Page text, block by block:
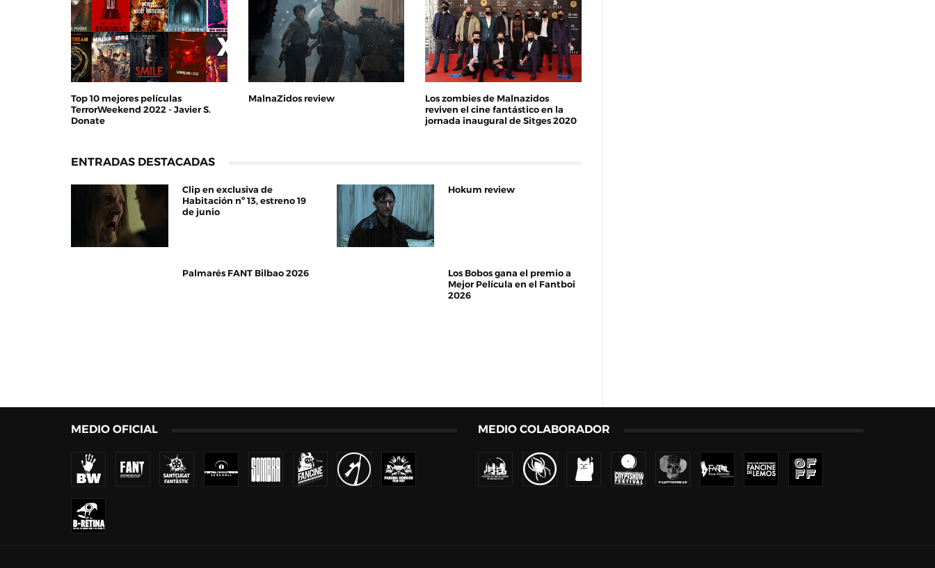
Top 10 mejores películas
TerrorWeekend 2022 - Javier S.
Donate
MalnaZidos review
Los zombies de Malnazidos
reviven el cine fantástico en la
jornada inaugural de Sitges 2020
ENTRADAS DESTACADAS
Clip en exclusiva de
Habitación nº 13, estreno 19
de junio
Hokum review
Palmarés FANT Bilbao 2026
Los Bobos gana el premio a
Mejor Película en el Fantboi
2026
MEDIO OFICIAL MEDIO COLABORADOR